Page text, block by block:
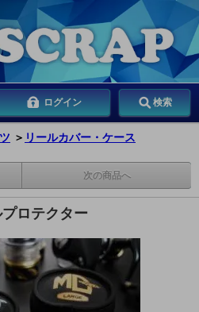
ログイン 検索
＞ リールカバー・ケース
次の商品へ
ロテクター